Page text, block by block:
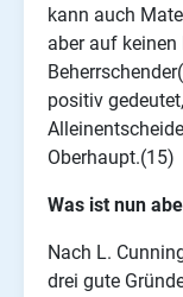
kann auch
aber auf
positiv
Oberhaupt.(15)
Was ist nun
Nach L.
drei gute